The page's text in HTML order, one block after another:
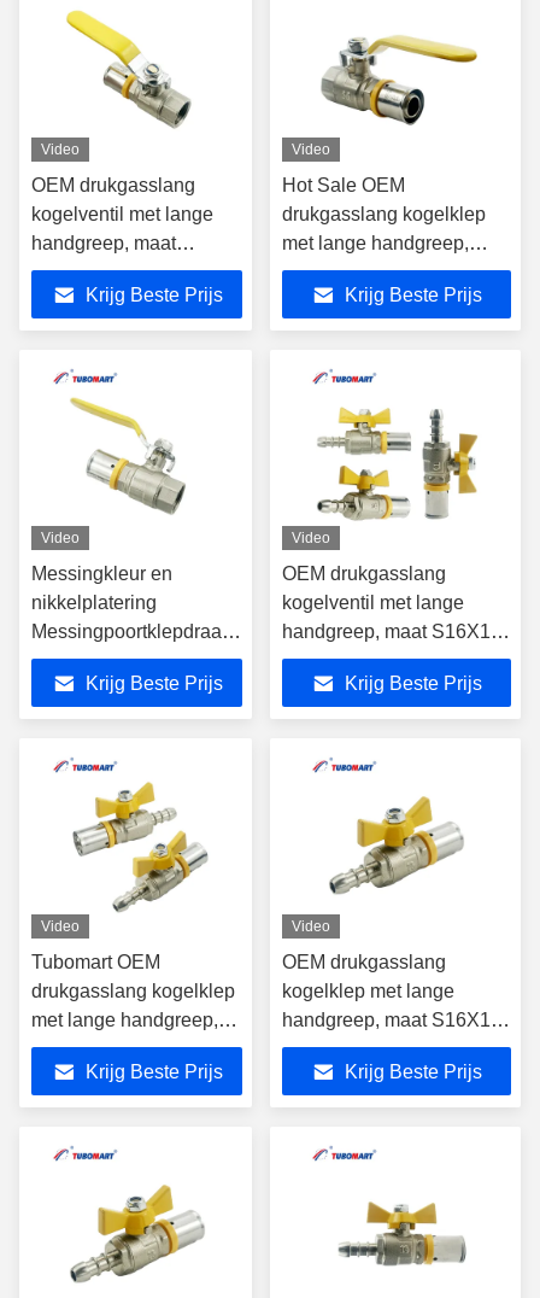
Video
OEM drukgasslang
kogelventil met lange
handgreep, maat
S16X10, geschikt voor
PAP-meerlaagse
gasleidingen
Krijg Beste Prijs
Video
Hot Sale OEM
drukgasslang kogelklep
met lange handgreep,
maat S16X10, geschikt
voor PAP meerlaagse
gasleidingen.
Krijg Beste Prijs
Video
Messingkleur en
nikkelplatering
Messingpoortklepdraad
Type BSP NPT
Corrosiebestendige klep
voor pijpleidingen
Krijg Beste Prijs
Video
OEM drukgasslang
kogelventil met lange
handgreep, maat S16X10,
geschikt voor PAP-
meerlaagse gasleidingen
Krijg Beste Prijs
Video
Tubomart OEM
drukgasslang kogelklep
met lange handgreep,
maat S16X10, geschikt
voor PAP meerlaagse
gasleidingen, conform
Krijg Beste Prijs
Video
OEM drukgasslang
kogelklep met lange
handgreep, maat S16X10,
geschikt voor PAP
meerlaagse gasleidingen,
conform AS4716-norm.
Krijg Beste Prijs